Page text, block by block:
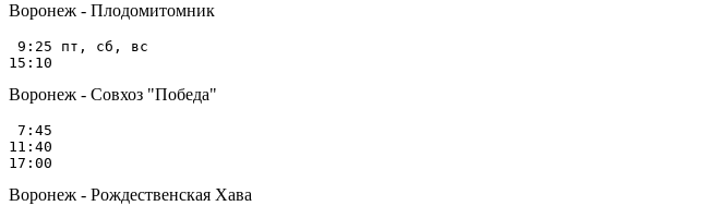
Воронеж - Плодомитомник
9:25 пт, сб, вс
Воронеж - Совхоз "Победа"
7:45
11:40
Воронеж - Рождественская Хава